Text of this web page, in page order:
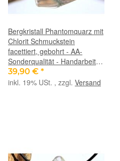
Bergkristall Phantomquarz mit
Chlorit Schmuckstein
facettiert, gebohrt - AA-
Sonderqualität - Handarbeit -
ca. 3,3 cm x 2,5 cm x 1,5 cm
39,90 € *
inkl. 19% USt. , zzgl. Versand